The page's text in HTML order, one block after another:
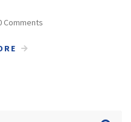
Comments